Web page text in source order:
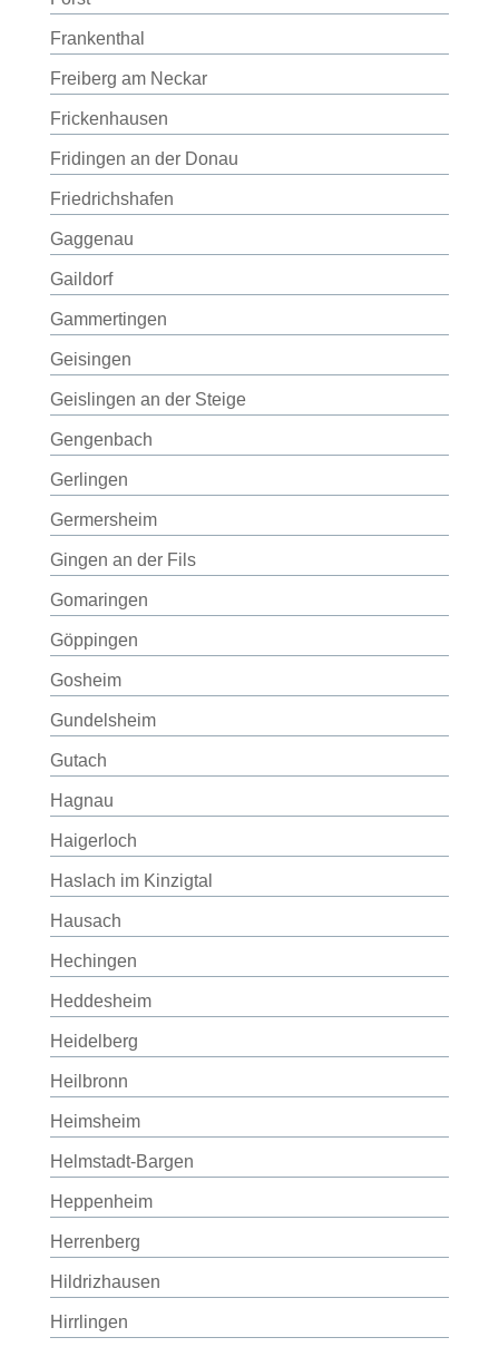
Frankenthal
Freiberg am Neckar
Frickenhausen
Fridingen an der Donau
Friedrichshafen
Gaggenau
Gaildorf
Gammertingen
Geisingen
Geislingen an der Steige
Gengenbach
Gerlingen
Germersheim
Gingen an der Fils
Gomaringen
Göppingen
Gosheim
Gundelsheim
Gutach
Hagnau
Haigerloch
Haslach im Kinzigtal
Hausach
Hechingen
Heddesheim
Heidelberg
Heilbronn
Heimsheim
Helmstadt-Bargen
Heppenheim
Herrenberg
Hildrizhausen
Hirrlingen